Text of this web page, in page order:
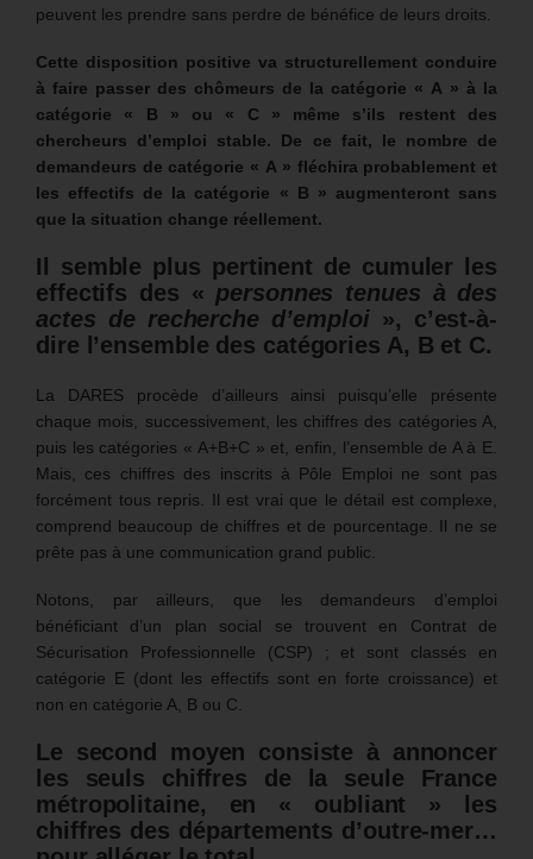
peuvent les prendre sans perdre de bénéfice de leurs droits.
Cette disposition positive va structurellement conduire
à faire passer des chômeurs de la catégorie « A » à la
catégorie « B » ou « C » même s’ils restent des
chercheurs d’emploi stable. De ce fait, le nombre de
demandeurs de catégorie « A » fléchira probablement et
les effectifs de la catégorie « B » augmenteront sans
que la situation change réellement.
Il semble plus pertinent de cumuler les
effectifs des « personnes tenues à des
actes de recherche d’emploi», c’est-à-
dire l’ensemble des catégories A, B et C.
La DARES procède d’ailleurs ainsi puisqu’elle présente
chaque mois, successivement, les chiffres des catégories A,
puis les catégories « A+B+C » et, enfin, l’ensemble de A à E.
Mais, ces chiffres des inscrits à Pôle Emploi ne sont pas
forcément tous repris. Il est vrai que le détail est complexe,
comprend beaucoup de chiffres et de pourcentage. Il ne se
prête pas à une communication grand public.
Notons, par ailleurs, que les demandeurs d’emploi
bénéficiant d’un plan social se trouvent en Contrat de
Sécurisation Professionnelle (CSP) ; et sont classés en
catégorie E (dont les effectifs sont en forte croissance) et
non en catégorie A, B ou C.
Le second moyen consiste à annoncer
les seuls chiffres de la seule France
métropolitaine, en « oubliant » les
chiffres des départements d’outre-mer…